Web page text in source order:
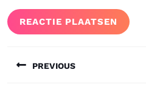
navigatie
PREVIOUS